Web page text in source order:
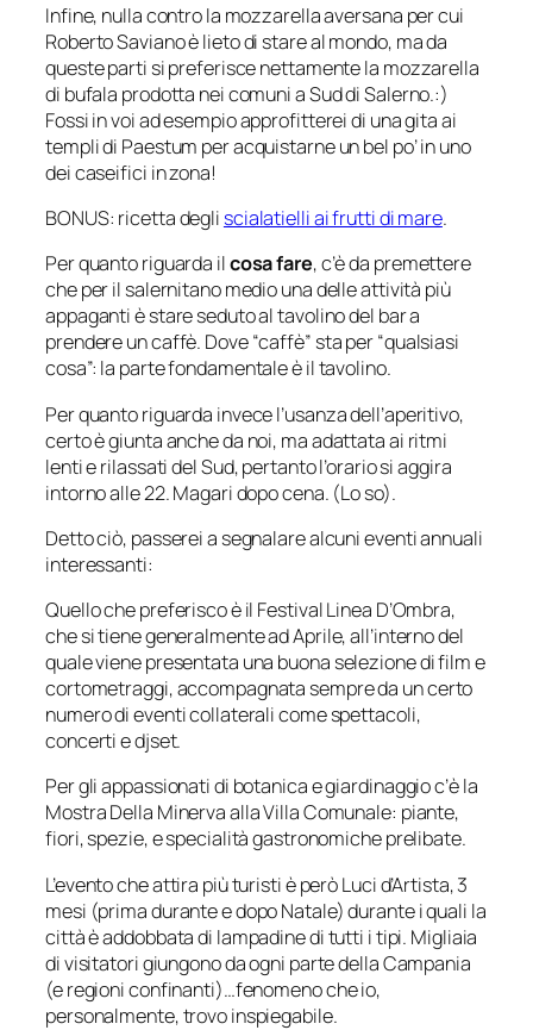
Infine, nulla contro la mozzarella aversana per cui
Roberto Saviano è lieto di stare al mondo, ma da
queste parti si preferisce nettamente la mozzarella
di bufala prodotta nei comuni a Sud di Salerno.:)
Fossi in voi ad esempio approfitterei di una gita ai
templi di Paestum per acquistarne un bel po’ in uno
dei caseifici in zona!
BONUS: ricetta degli scialatielli ai frutti di mare.
Per quanto riguarda ilcosa fare, c’è da premettere
che per il salernitano medio una delle attività più
appaganti è stare seduto al tavolino del bar a
prendere un caffè. Dove “caffè” sta per “qualsiasi
cosa”: la parte fondamentale è il tavolino.
Per quanto riguarda invece l’usanza dell’aperitivo,
certo è giunta anche da noi, ma adattata ai ritmi
lenti e rilassati del Sud, pertanto l’orario si aggira
intorno alle 22. Magari dopo cena. (Lo so).
Detto ciò, passerei a segnalare alcuni eventi annuali
interessanti:
Quello che preferisco è il Festival Linea D’Ombra,
che si tiene generalmente ad Aprile, all’interno del
quale viene presentata una buona selezione di film e
cortometraggi, accompagnata sempre da un certo
numero di eventi collaterali come spettacoli,
concerti e djset.
Per gli appassionati di botanica e giardinaggio c’è la
Mostra Della Minerva alla Villa Comunale: piante,
fiori, spezie, e specialità gastronomiche prelibate.
L’evento che attira più turisti è però Luci d’Artista, 3
mesi (prima durante e dopo Natale) durante i quali la
città è addobbata di lampadine di tutti i tipi. Migliaia
di visitatori giungono da ogni parte della Campania
(e regioni confinanti)…fenomeno che io,
personalmente, trovo inspiegabile.